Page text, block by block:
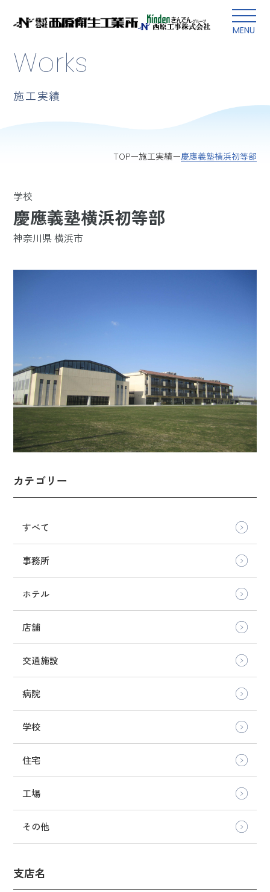
MENU
本文にスキップ
Works
施工実績
TOP 施工実績 慶應義塾横浜初等部
学校
慶應義塾横浜初等部
神奈川県 横浜市
カテゴリー
すべて
事務所
ホテル
店舗
交通施設
病院
学校
住宅
工場
その他
支店名